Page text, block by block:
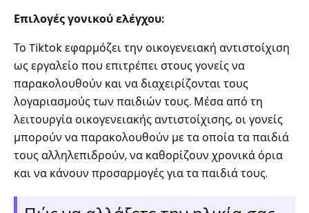
Επιλογές γονικού ελέγχου:
Το Tiktok εφαρμόζει την οικογενειακή αντιστοίχιση
ως εργαλείο που επιτρέπει στους γονείς να
παρακολουθούν και να διαχειρίζονται τους
λογαριασμούς των παιδιών τους. Μέσα από τη
λειτουργία οικογενειακής αντιστοίχισης, οι γονείς
μπορούν να παρακολουθούν με τα οποία τα παιδιά
τους αλληλεπιδρούν, να καθορίζουν χρονικά όρια
και να κάνουν προσαρμογές για τα παιδιά τους.